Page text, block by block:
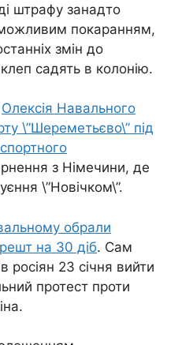
штрафу занадто
покаранням,
змін до
садять в колонію.
Олексія Навального
\”Шереметьєво\” під
з Німечини, де
\”Новічком\”.
обрали
на 30 діб. Сам
росіян 23 січня вийти
протест проти